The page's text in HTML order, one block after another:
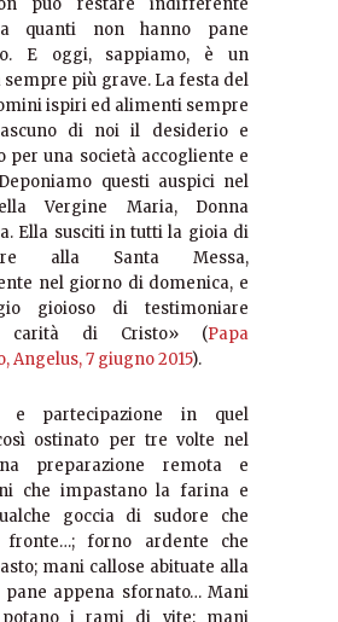
quanti non hanno pane
E oggi, sappiamo, è un
più grave. La festa del
ispiri ed alimenti sempre
di noi il desiderio e
per una società accogliente e
questi auspici nel
Vergine Maria, Donna
Ella susciti in tutti la gioia di
alla Santa Messa,
nel giorno di domenica, e
gioioso di testimoniare
carità di Cristo» (Papa
Angelus, 7 giugno 2015).
e partecipazione in quel
ostinato per tre volte nel
preparazione remota e
che impastano la farina e
goccia di sudore che
forno ardente che
mani callose abituate alla
pane appena sfornato… Mani
potano i rami di vite; mani